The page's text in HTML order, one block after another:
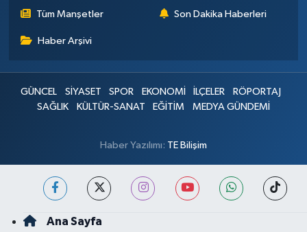
Tüm Manşetler Son Dakika Haberleri
Haber Arşivi
GÜNCEL SİYASET SPOR EKONOMİ İLÇELER
RÖPORTAJ
SAĞLIK
KÜLTÜR-SANAT EĞİTİM MEDYA GÜNDEMİ
Haber Yazılımı: TE Bilişim
Ana Sayfa